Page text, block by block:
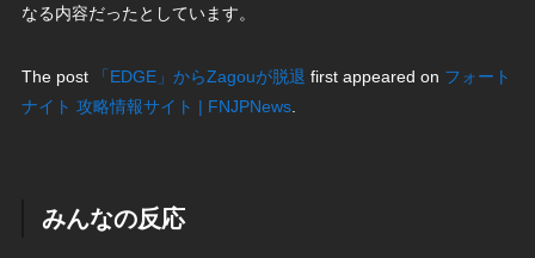
なる内容だったとしています。
The post 「EDGE」からZagouが脱退 first appeared on フォート
ナイト 攻略情報サイト | FNJPNews.
みんなの反応